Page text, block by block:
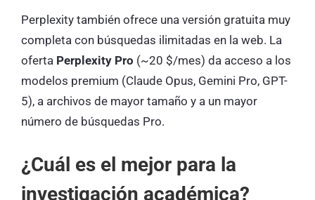
Perplexity también ofrece una versión gratuita muy
completa con búsquedas ilimitadas en la web. La
oferta Perplexity Pro (~20 $/mes) da acceso a los
modelos premium (Claude Opus, Gemini Pro, GPT-
5), a archivos de mayor tamaño y a un mayor
número de búsquedas Pro.
¿Cuál es el mejor para la
investigación académica?